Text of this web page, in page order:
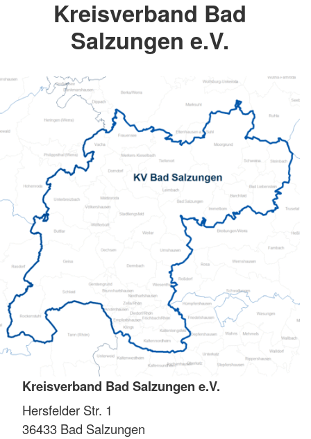
Kreisverband Bad
Salzungen e.V.
Kreisverband Bad Salzungen e.V.
Hersfelder Str. 1
36433 Bad Salzungen